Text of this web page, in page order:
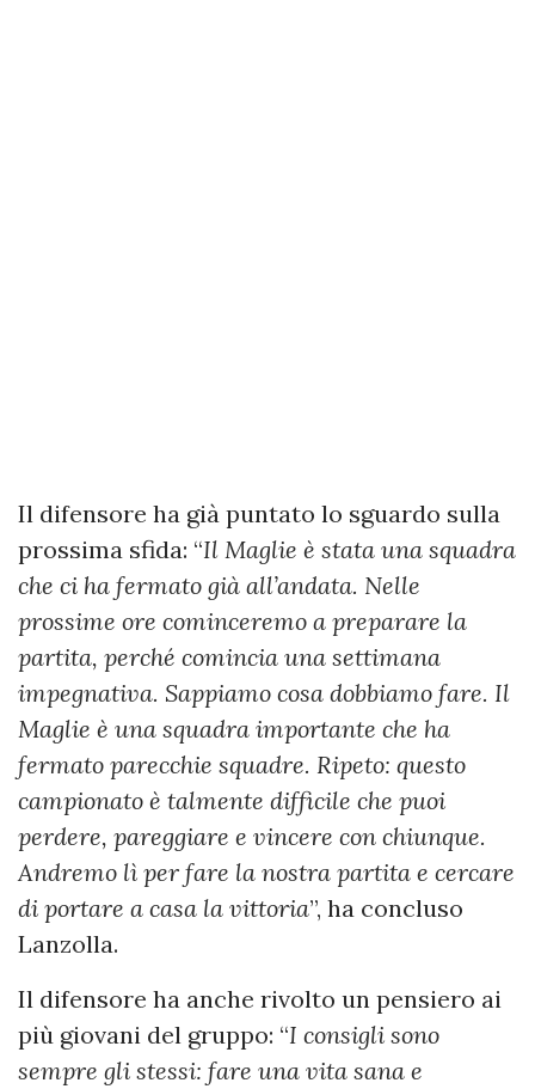
Il difensore ha già puntato lo sguardo sulla
prossima sfida: “Il Maglie è stata una squadra
che ci ha fermato già all’andata. Nelle
prossime ore cominceremo a preparare la
partita, perché comincia una settimana
impegnativa. Sappiamo cosa dobbiamo fare. Il
Maglie è una squadra importante che ha
fermato parecchie squadre. Ripeto: questo
campionato è talmente difficile che puoi
perdere, pareggiare e vincere con chiunque.
Andremo lì per fare la nostra partita e cercare
di portare a casa la vittoria”, ha concluso
Lanzolla.
Il difensore ha anche rivolto un pensiero ai
più giovani del gruppo: “I consigli sono
sempre gli stessi: fare una vita sana e